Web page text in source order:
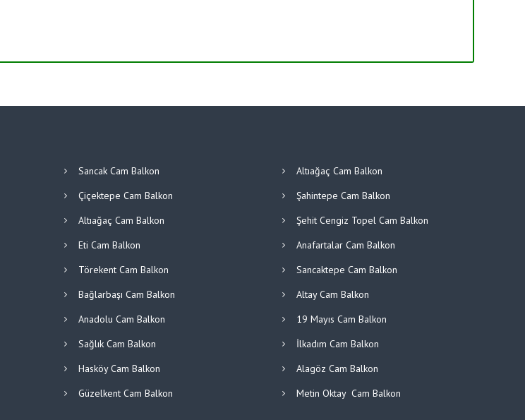
Sancak Cam Balkon
Çiçektepe Cam Balkon
Altıağaç Cam Balkon
Eti Cam Balkon
Törekent Cam Balkon
Bağlarbaşı Cam Balkon
Anadolu Cam Balkon
Sağlık Cam Balkon
Hasköy Cam Balkon
Güzelkent Cam Balkon
Altıağaç Cam Balkon
Şahintepe Cam Balkon
Şehit Cengiz Topel Cam Balkon
Anafartalar Cam Balkon
Sancaktepe Cam Balkon
Altay Cam Balkon
19 Mayıs Cam Balkon
İlkadım Cam Balkon
Alagöz Cam Balkon
Metin Oktay Cam Balkon